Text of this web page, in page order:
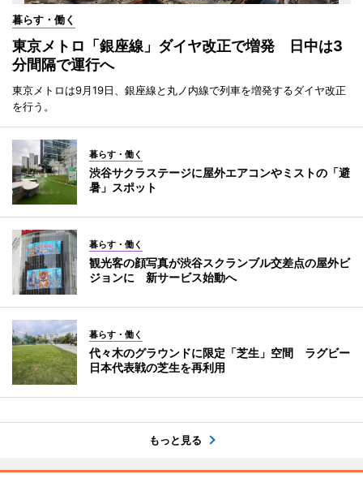
暮らす・働く
東京メトロ「銀座線」ダイヤ改正で増発 日中は3
分間隔で運行へ
東京メトロは9月19日、銀座線と丸ノ内線で列車を増発するダイヤ改正
を行う。
暮らす・働く
渋谷サクラステージに屋外エアコンやミストの「避
暑」スポット
暮らす・働く
観光客の顔写真が渋谷スクランブル交差点の屋外ビ
ジョンに 新サービス始動へ
暮らす・働く
代々木のグラウンドに限定「芝生」空間 ラグビー
日本代表戦の芝生を再利用
もっと見る